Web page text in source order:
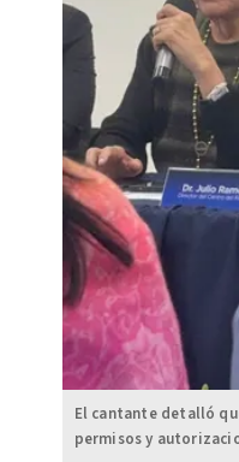
El cantante detalló
permisos y